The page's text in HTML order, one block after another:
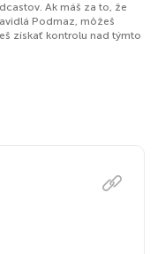
Ak máš za to, že
Podmaz, môžeš
získať kontrolu nad týmto